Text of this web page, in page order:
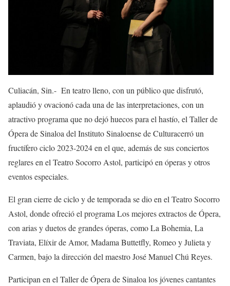
Culiacán, Sin.- En teatro lleno, con un público que disfrutó,
aplaudió y ovacionó cada una de las interpretaciones, con un
atractivo programa que no dejó huecos para el hastío, el Taller de
Ópera de Sinaloa del Instituto Sinaloense de Culturacerró un
fructíferociclo 2023-2024 en el que, además de sus conciertos
reglares en el Teatro Socorro Astol, participó en óperas y otros
eventos especiales.
El gran cierre de ciclo y de temporada se dio en el Teatro Socorro
Astol, donde ofreció el programa Los mejores extractos de Ópera,
con arias y duetos de grandesóperas, comoLa Bohemia, La
Traviata, Elíxir de Amor, Madama Buttetfly, Romeo yJulieta y
Carmen, bajo la dirección del maestroJosé Manuel Chú Reyes.
Participan en el Taller de Ópera de Sinaloa los jóvenes cantantes